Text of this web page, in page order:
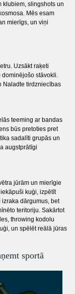
klubiem, slingshots un
Mēs esam
mierīgs, un viņi
Uzsākt raķeti
dominējošo stāvokli.
Naladte tirdzniecības
teeming ar bandas
būs pretoties pret
sadalīti grupās un
augstprātīgi
jūrām un mierīgie
kuģi, izpētīt
izraka dārgumus, bet
teritoriju. Sakārtot
throwing kodolu
un spēlēt reālā jūras
sportā